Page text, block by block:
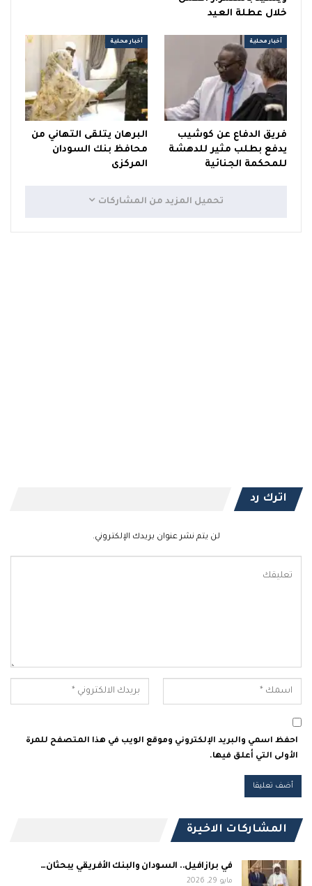
خلال عطلة العيد
أخبار محلية
فريق الدفاع عن كوشيب
يدفع بطلب مثير للدهشة
للمحكمة الجنائية
أخبار محلية
البرهان يتلقى التهاني من
محافظ بنك السودان
المركزى
تحميل المزيد من المشاركات
اترك رد
لن يتم نشر عنوان بريدك الإلكتروني.
احفظ اسمي والبريد الإلكتروني وموقع الويب في هذا المتصفح للمرة
الأولى التي أعلق فيها.
المشاركات الاخيرة
في برازافيل.. السودان والبنك الأفريقي يبحثان…
مايو 29, 2026